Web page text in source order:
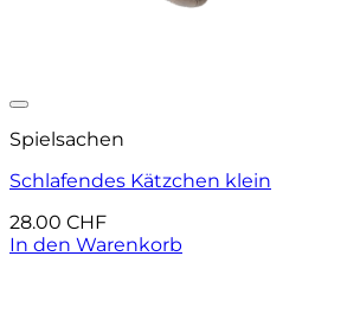
Spielsachen
Schlafendes Kätzchen klein
28.00 CHF
In den Warenkorb